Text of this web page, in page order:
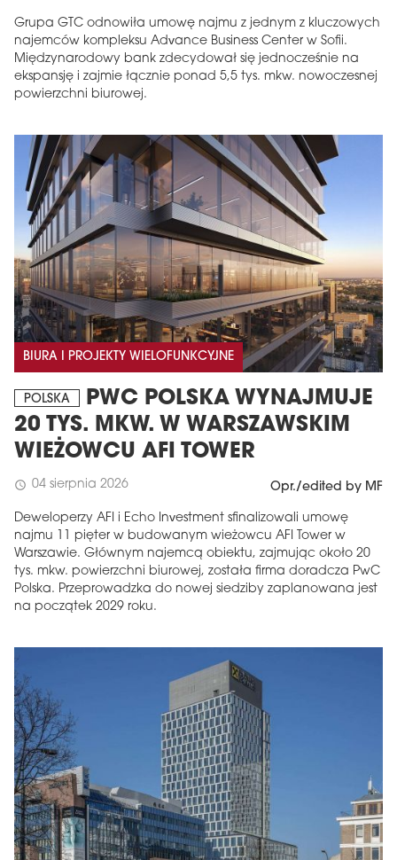
Grupa GTC odnowiła umowę najmu z jednym z kluczowych
najemców kompleksu Advance Business Center w Sofii.
Międzynarodowy bank zdecydował się jednocześnie na
ekspansję i zajmie łącznie ponad 5,5 tys. mkw. nowoczesnej
powierzchni biurowej.
BIURA I PROJEKTY WIELOFUNKCYJNE
POLSKA
PWC POLSKA WYNAJMUJE
20 TYS. MKW. W WARSZAWSKIM
WIEŻOWCU AFI TOWER
schedule 04 sierpnia 2026 Opr./edited by MF
Deweloperzy AFI i Echo Investment sfinalizowali umowę
najmu 11 pięter w budowanym wieżowcu AFI Tower w
Warszawie. Głównym najemcą obiektu, zajmując około 20
tys. mkw. powierzchni biurowej, została firma doradcza PwC
Polska. Przeprowadzka do nowej siedziby zaplanowana jest
na początek 2029 roku.